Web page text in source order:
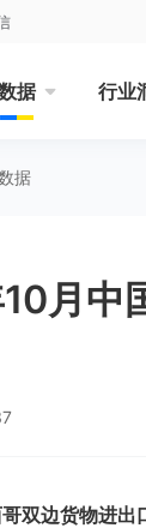
据 行业
据
月中
双边货物进出